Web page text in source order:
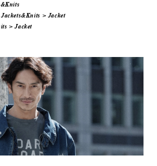
Jackets&Knits > Jacket
>Jacket